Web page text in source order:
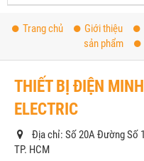
Trang chủ Giới thiệu
sản phẩm
THIẾT BỊ ĐIỆN
ELECTRIC
Địa chỉ: Số 20A Đường Số
TP. HCM